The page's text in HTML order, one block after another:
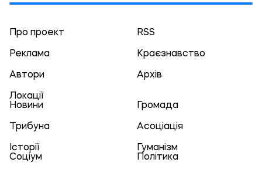
Про проект RSS
Реклама Краєзнавство
Автори Архів
Локації
Новини
Громада
Трибуна Асоціація
Історії
Гуманізм
Соціум
Політика